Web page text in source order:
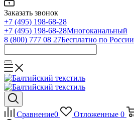
Заказать звонок
+7 (495) 198-68-28
+7 (495) 198-68-28Многоканальный
8 (800) 777 08 27Бесплатно по России
Сравнение0 Отложенные 0